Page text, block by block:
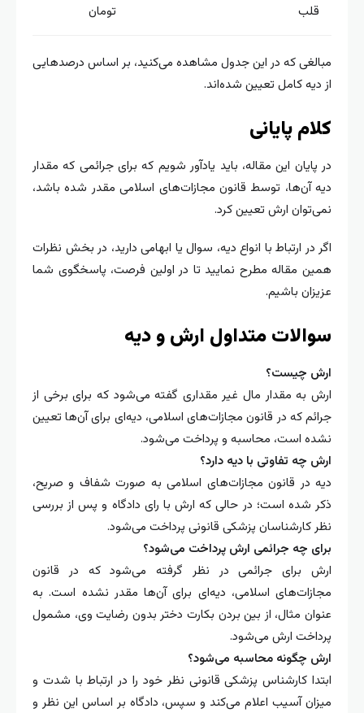
قلب
تومان
مبالغی که در این جدول مشاهده می‌کنید، بر اساس درصدهایی
از دیه کامل تعیین شده‌اند.
کلام پایانی
در پایان این مقاله، باید یادآور شویم که برای جرائمی که مقدار
دیه آن‌ها، توسط قانون مجازات‌های اسلامی مقدر شده باشد،
نمی‌توان ارش تعیین کرد.
اگر در ارتباط با انواع دیه، سوال یا ابهامی دارید، در بخش نظرات
همین مقاله مطرح نمایید تا در اولین فرصت، پاسخگوی شما
عزیزان باشیم.
سوالات متداول ارش و دیه
ارش چیست؟
ارش به مقدار مال غیر مقداری گفته می‌شود که برای برخی از
جرائم که در قانون مجازات‌های اسلامی، دیه‌ای برای آن‌ها تعیین
نشده است، محاسبه و پرداخت می‌شود.
ارش چه تفاوتی با دیه دارد؟
دیه در قانون مجازات‌های اسلامی به صورت شفاف و صریح،
ذکر شده است؛ در حالی که ارش با رای دادگاه و پس از بررسی
نظر کارشناسان پزشکی قانونی پرداخت می‌شود.
برای چه جرائمی ارش پرداخت می‌شود؟
ارش برای جرائمی در نظر گرفته می‌شود که در قانون
مجازات‌های اسلامی، دیه‌ای برای آن‌ها مقدر نشده است. به
عنوان مثال، از بین بردن بکارت دختر بدون رضایت وی، مشمول
پرداخت ارش می‌شود.
ارش چگونه محاسبه می‌شود؟
ابتدا کارشناس پزشکی قانونی نظر خود را در ارتباط با شدت و
میزان آسیب اعلام می‌کند و سپس، دادگاه بر اساس این نظر و